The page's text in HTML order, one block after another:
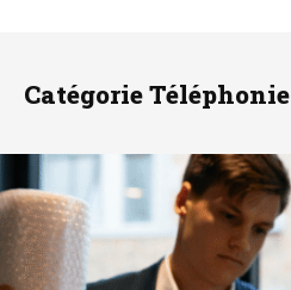
Catégorie Téléphonie